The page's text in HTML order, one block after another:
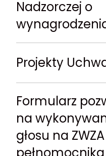
Nadzorczej o
Projekty
Formularz
na
głosu na